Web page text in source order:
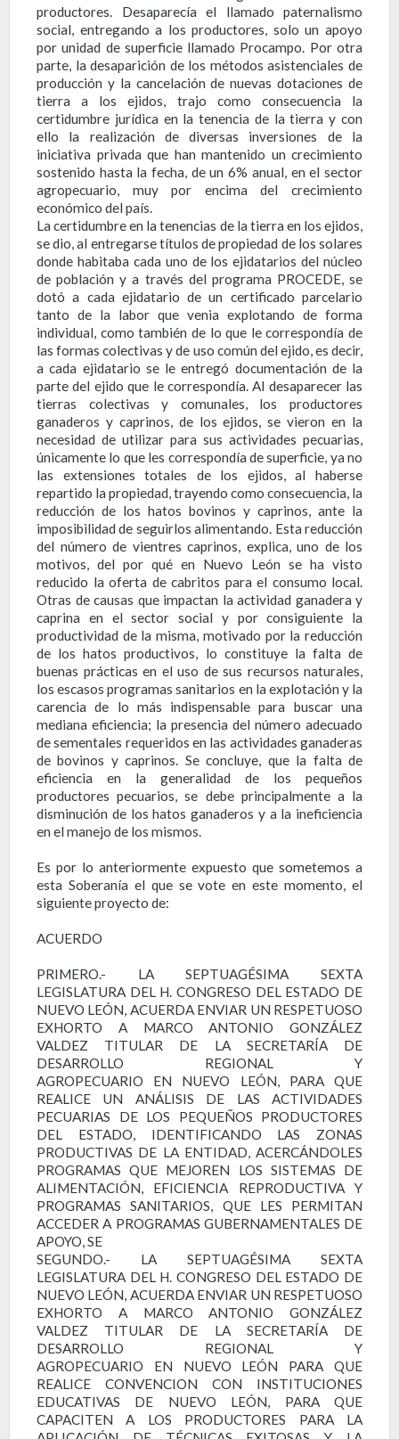
productores. Desaparecía el llamado paternalismo
social, entregando a los productores, solo un apoyo
por unidad de superficie llamado Procampo. Por otra
parte, la desaparición de los métodos asistenciales de
producción y la cancelación de nuevas dotaciones de
tierra a los ejidos, trajo como consecuencia la
certidumbre jurídica en la tenencia de la tierra y con
ello la realización de diversas inversiones de la
iniciativa privada que han mantenido un crecimiento
sostenido hasta la fecha, de un 6% anual, en el sector
agropecuario, muy por encima del crecimiento
económico del país.
La certidumbre en la tenencias de la tierra en los ejidos,
se dio, al entregarse títulos de propiedad de los solares
donde habitaba cada uno de los ejidatarios del núcleo
de población y a través del programa PROCEDE, se
dotó a cada ejidatario de un certificado parcelario
tanto de la labor que venia explotando de forma
individual, como también de lo que le correspondía de
las formas colectivas y de uso común del ejido, es decir,
a cada ejidatario se le entregó documentación de la
parte del ejido que le correspondía. Al desaparecer las
tierras colectivas y comunales, los productores
ganaderos y caprinos, de los ejidos, se vieron en la
necesidad de utilizar para sus actividades pecuarias,
únicamente lo que les correspondía de superficie, ya no
las extensiones totales de los ejidos, al haberse
repartido la propiedad, trayendo como consecuencia, la
reducción de los hatos bovinos y caprinos, ante la
imposibilidad de seguirlos alimentando. Esta reducción
del número de vientres caprinos, explica, uno de los
motivos, del por qué en Nuevo León se ha visto
reducido la oferta de cabritos para el consumo local.
Otras de causas que impactan la actividad ganadera y
caprina en el sector social y por consiguiente la
productividad de la misma, motivado por la reducción
de los hatos productivos, lo constituye la falta de
buenas prácticas en el uso de sus recursos naturales,
los escasos programas sanitarios en la explotación y la
carencia de lo más indispensable para buscar una
mediana eficiencia; la presencia del número adecuado
de sementales requeridos en las actividades ganaderas
de bovinos y caprinos. Se concluye, que la falta de
eficiencia en la generalidad de los pequeños
productores pecuarios, se debe principalmente a la
disminución de los hatos ganaderos y a la ineficiencia
en el manejo de los mismos.
Es por lo anteriormente expuesto que sometemos a
esta Soberanía el que se vote en este momento, el
siguiente proyecto de:
ACUERDO
PRIMERO.- LA SEPTUAGÉSIMA SEXTA
LEGISLATURA DEL H. CONGRESO DEL ESTADO DE
NUEVO LEÓN, ACUERDA ENVIAR UN RESPETUOSO
EXHORTO A MARCO ANTONIO GONZÁLEZ
VALDEZ TITULAR DE LA SECRETARÍA DE
DESARROLLO REGIONAL Y
AGROPECUARIO EN NUEVO LEÓN, PARA QUE
REALICE UN ANÁLISIS DE LAS ACTIVIDADES
PECUARIAS DE LOS PEQUEÑOS PRODUCTORES
DEL ESTADO, IDENTIFICANDO LAS ZONAS
PRODUCTIVAS DE LA ENTIDAD, ACERCÁNDOLES
PROGRAMAS QUE MEJOREN LOS SISTEMAS DE
ALIMENTACIÓN, EFICIENCIA REPRODUCTIVA Y
PROGRAMAS SANITARIOS, QUE LES PERMITAN
ACCEDER A PROGRAMAS GUBERNAMENTALES DE
APOYO, SE
SEGUNDO.- LA SEPTUAGÉSIMA SEXTA
LEGISLATURA DEL H. CONGRESO DEL ESTADO DE
NUEVO LEÓN, ACUERDA ENVIAR UN RESPETUOSO
EXHORTO A MARCO ANTONIO GONZÁLEZ
VALDEZ TITULAR DE LA SECRETARÍA DE
DESARROLLO REGIONAL Y
AGROPECUARIO EN NUEVO LEÓN PARA QUE
REALICE CONVENCION CON INSTITUCIONES
EDUCATIVAS DE NUEVO LEÓN, PARA QUE
CAPACITEN A LOS PRODUCTORES PARA LA